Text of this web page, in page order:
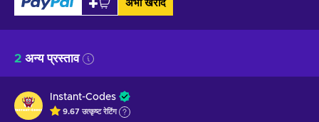
अभी खरीदें
2 अन्य प्रस्ताव
Instant-Codes
9.67 उत्कृष्टरेटिंग